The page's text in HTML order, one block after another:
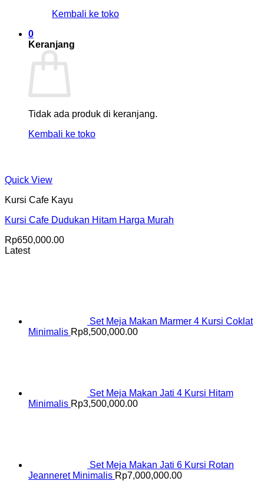
Kembali ke toko
0
Keranjang
Tidak ada produk di keranjang.
Kembali ke toko
Quick View
Kursi Cafe Kayu
Kursi Cafe Dudukan Hitam Harga Murah
Rp650,000.00
Latest
Set Meja Makan Marmer 4 Kursi Coklat
Minimalis Rp8,500,000.00
Set Meja Makan Jati 4 Kursi Hitam
Minimalis Rp3,500,000.00
Set Meja Makan Jati 6 Kursi Rotan
Jeanneret Minimalis Rp7,000,000.00